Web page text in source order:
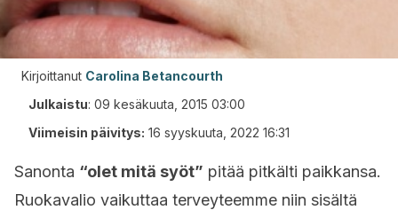
Kirjoittanut Carolina Betancourth
Julkaistu: 09 kesäkuuta, 2015 03:00
Viimeisin päivitys: 16 syyskuuta, 2022 16:31
Sanonta “olet mitä syöt” pitää pitkälti paikkansa.
Ruokavalio vaikuttaa terveyteemme niin sisältä